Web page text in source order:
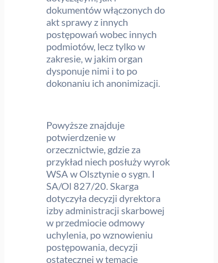
dokumentów włączonych do
akt sprawy z innych
postępowań wobec innych
podmiotów, lecz tylko w
zakresie, w jakim organ
dysponuje nimi i to po
dokonaniu ich anonimizacji.
Powyższe znajduje
potwierdzenie w
orzecznictwie, gdzie za
przykład niech posłuży wyrok
WSA w Olsztynie o sygn. I
SA/Ol 827/20. Skarga
dotyczyła decyzji dyrektora
izby administracji skarbowej
w przedmiocie odmowy
uchylenia, po wznowieniu
postępowania, decyzji
ostatecznej w temacie